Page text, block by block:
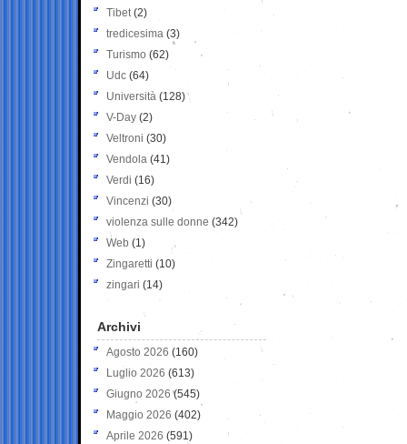
Tibet(2)
tredicesima (3)
Turismo (62)
Udc (64)
Università (128)
V-Day (2)
Veltroni (30)
Vendola (41)
Verdi (16)
Vincenzi (30)
violenza sulle donne (342)
Web (1)
Zingaretti (10)
zingari (14)
Archivi
Agosto 2026 (160)
Luglio 2026 (613)
Giugno 2026 (545)
Maggio 2026 (402)
Aprile 2026 (591)